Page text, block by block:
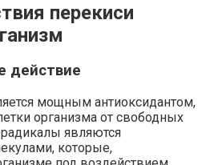
перекиси
действие
мощным антиоксидантом,
организма от свободных
являются
которые,